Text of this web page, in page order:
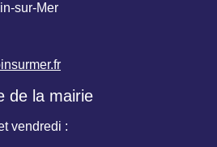
sur-Mer
de la mairie
vendredi :